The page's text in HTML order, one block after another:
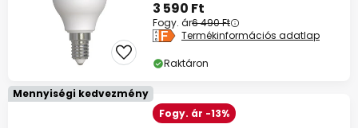
3 590 Ft
Fogy. ár6 490 Ft
Termékinformációs adatlap
Raktáron
Mennyiségi kedvezmény
Fogy. ár -13%